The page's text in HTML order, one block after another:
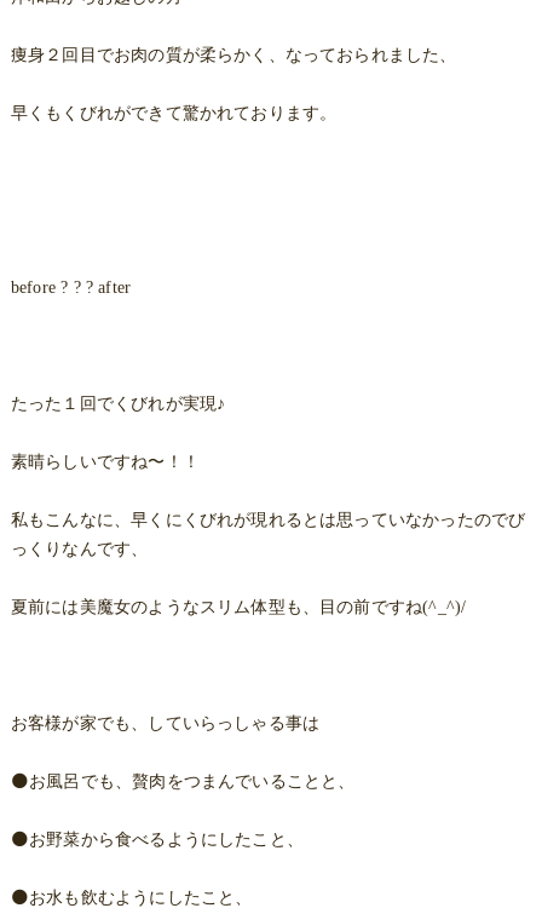
痩身２回目でお肉の質が柔らかく、なっておられました、
早くもくびれができて驚かれております。
before ? ? ? after
たった１回でくびれが実現♪
素晴らしいですね〜！！
私もこんなに、早くにくびれが現れるとは思っていなかったのでび
っくりなんです、
夏前には美魔女のようなスリム体型も、目の前ですね(^_^)/
お客様が家でも、していらっしゃる事は
🌑お風呂でも、贅肉をつまんでいることと、
🌑お野菜から食べるようにしたこと、
🌑お水も飲むようにしたこと、